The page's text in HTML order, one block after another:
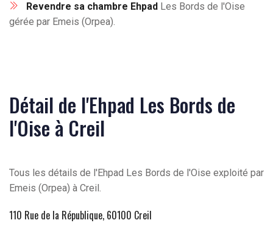
Revendre sa chambre Ehpad Les Bords de l'Oise
gérée par Emeis (Orpea).
Détail de l'Ehpad Les Bords de
l'Oise à Creil
Tous les détails de l'Ehpad Les Bords de l'Oise exploité par
Emeis (Orpea) à Creil.
110 Rue de la République, 60100 Creil